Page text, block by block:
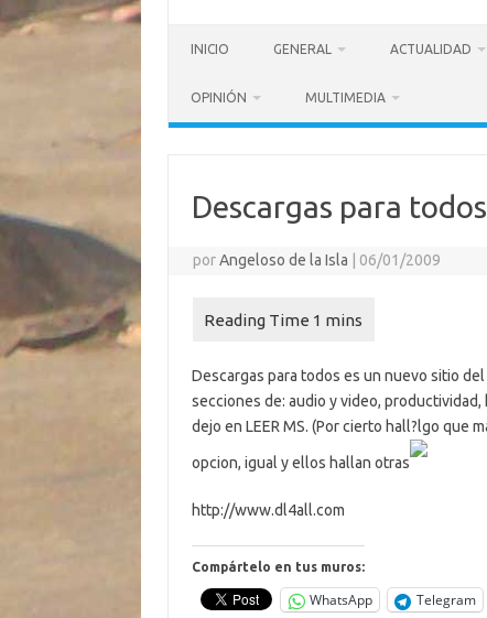
INICIO GENERAL ACTUALIDAD
OPINIÓN MULTIMEDIA
Descargas para
porAngeloso de la Isla 06/01/2009
Descargas para todos es un nuevo sitio
secciones de: audio y video,
dejo en LEER MS. (Por cierto hall?lgo que
opcion, igual y ellos hallan otras
http://www.dl4all.com
Compártelo en tus muros:
WhatsApp Telegram